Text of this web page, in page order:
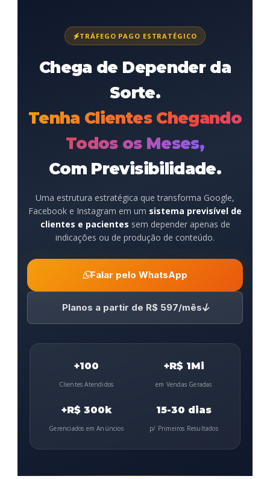
TRÁFEGO PAGO ESTRATÉGICO
Chega de Depender da
Sorte.
Tenha Clientes Chegando
Todos os Meses,
Com Previsibilidade.
Uma estrutura estratégica que transforma Google,
Facebook e Instagram em um sistema previsível de
clientes e pacientes sem depender apenas de
indicações ou de produção de conteúdo.
Falar pelo WhatsApp
Planos a partir de R$ 597/mês
+100
Clientes Atendidos
+R$ 1Mi
em Vendas Geradas
+R$ 300k
Gerenciados em Anúncios
15-30 dias
p/ Primeiros Resultados